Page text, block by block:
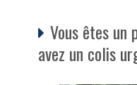
Vous êtes un
avez un colis